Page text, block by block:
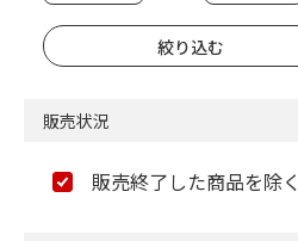
販売状況
販売終了した商品を除く